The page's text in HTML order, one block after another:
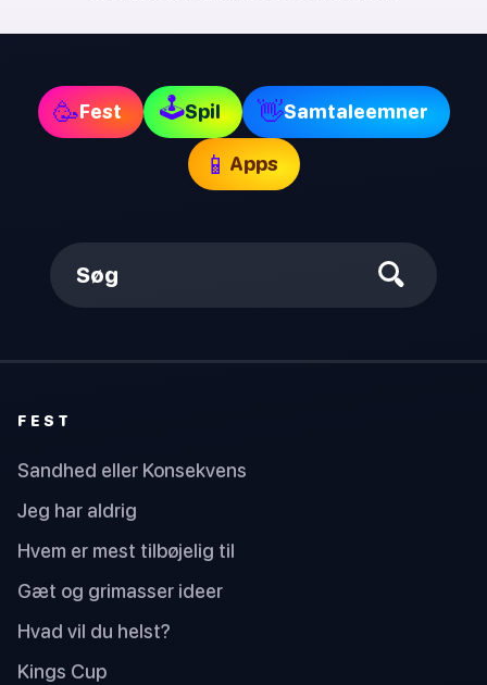
🥳Fest 🕹Spil 👋Samtaleemner
📱 Apps
Søg
FEST
Sandhed eller Konsekvens
Jeg har aldrig
Hvem er mest tilbøjelig til
Gæt og grimasser ideer
Hvad vil du helst?
Kings Cup